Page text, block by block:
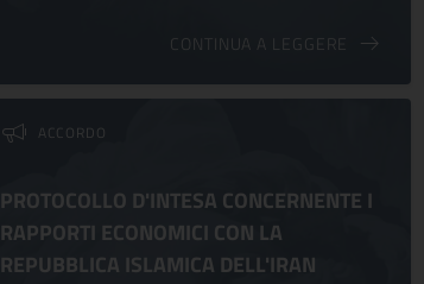
CONTINUA A LEGGERE
ACCORDO
PROTOCOLLO D'INTESA CONCERNENTE I
RAPPORTI ECONOMICI CON LA
REPUBBLICA ISLAMICA DELL'IRAN